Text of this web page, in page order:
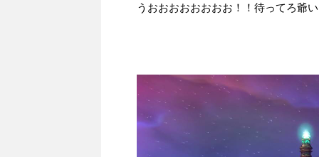
うおおおおおおおお！！待ってろ爺